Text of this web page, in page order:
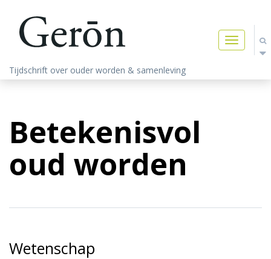
Toggle
navigation
Tijdschrift over ouder worden & samenleving
Betekenisvol
oud worden
Wetenschap